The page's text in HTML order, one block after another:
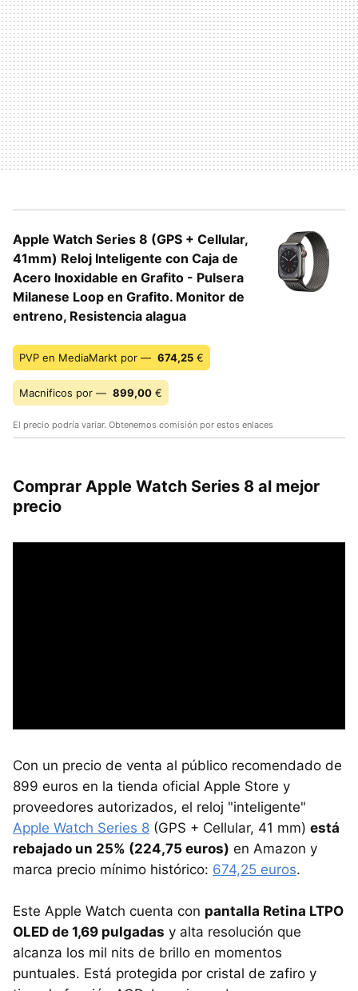
Apple Watch Series 8 (GPS + Cellular,
41mm) Reloj Inteligente con Caja de
Acero Inoxidable en Grafito - Pulsera
Milanese Loop en Grafito. Monitor de
entreno, Resistencia alagua
PVP en MediaMarkt por — 674,25 €
Macnificos por — 899,00 €
El precio podría variar. Obtenemos comisión por estos enlaces
Comprar Apple Watch Series 8 al mejor
precio
Con un precio de venta al público recomendado de
899 euros en la tienda oficial Apple Store y
proveedores autorizados, el reloj "inteligente"
Apple Watch Series 8 (GPS + Cellular, 41 mm) está
rebajado un 25% (224,75 euros) en Amazon y
marca precio mínimo histórico: 674,25 euros.
Este Apple Watch cuenta con pantalla Retina LTPO
OLED de 1,69 pulgadas y alta resolución que
alcanza los mil nits de brillo en momentos
puntuales. Está protegida por cristal de zafiro y